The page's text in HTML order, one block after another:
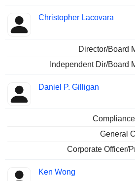
Christopher Lacovara
Director/Board
Independent Dir/Board
Daniel P. Gilligan
General
Corporate Officer/
Ken Wong